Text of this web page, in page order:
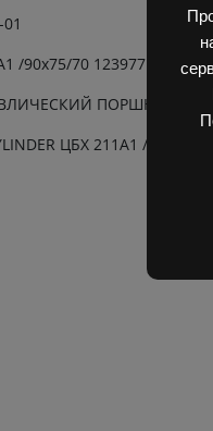
90х75/70 123977
ПОРШНЕВОЙ
ЦБХ 211А1 /90х75/70